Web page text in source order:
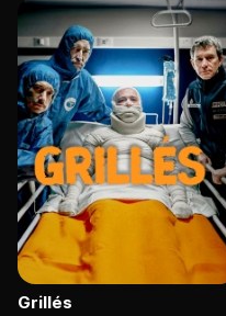
Grillés